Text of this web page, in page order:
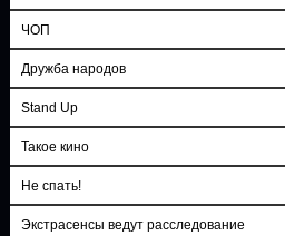
ЧОП
Дружба народов
Stand Up
Такое кино
Не спать!
Экстрасенсы ведут расследование